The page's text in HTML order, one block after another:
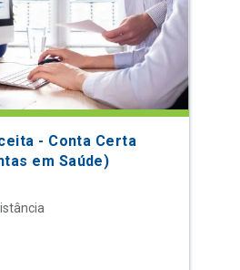
- Conta Certa
em Saúde)